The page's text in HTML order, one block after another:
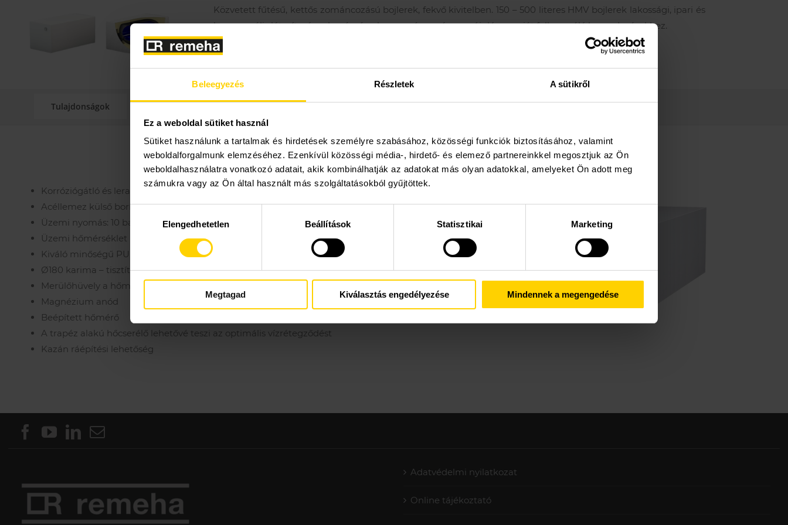
Beleegyezés Részletek A sütikről
Ez a weboldal sütiket használ
Sütiket használunk a tartalmak és hirdetések személyre szabásához, közösségi funkciók biztosításához, valamint
weboldalforgalmunk elemzéséhez. Ezenkívül közösségi média-, hirdető- és elemező partnereinkkel megosztjuk az Ön
weboldalhasználatra vonatkozó adatait, akik kombinálhatják az adatokat más olyan adatokkal, amelyeket Ön adott meg
számukra vagy az Ön által használt más szolgáltatásokból gyűjtöttek.
kiválasztásaElengedhetetlen Beállítások Statisztikai Marketing
Megtagad Kiválasztás engedélyezése Mindennek a megengedése
Közvetett fűtésű, kettős zománcozású bojlerek, fekvő kivitelben. 150 – 500 literes HMV bojlerek lakossági, ipari és
kommunális létesítmények számára, hagyományos és megújuló energiát felhasználó berendezésekhez.
Tulajdonságok
Rendelhető
Dokumentáció,
Tulajdonságok
Korróziógátló és lerakódásmentes rugalmas kettős vákuumzománcozású tartály – hosszú élettartam
Acéllemez külső borítás
Üzemi nyomás: 10 bar
Üzemi hőmérséklet max. 95 °C
Kiváló minőségű PU habszigetelés
Ø180 karima – tisztításhoz, ellenőrzéshez
Merülőhüvely a hőmérsékletérzékelőnek
Magnézium anód
Beépített hőmérő
A trapéz alakú hőcserélő lehetővé teszi az optimális vízrétegződést
Kazán ráépítési lehetőség
Adatvédelmi nyilatkozat
Online tájékoztató